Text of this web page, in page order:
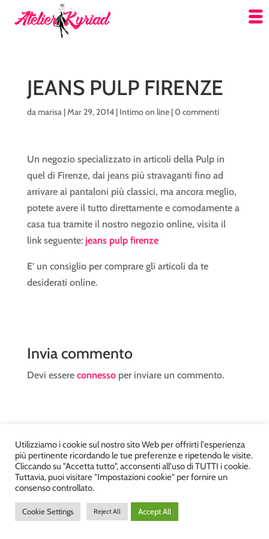
JEANS PULP FIRENZE
damarisa|Mar 29, 2014| Intimo on line|0 commenti
Un negozio specializzato in articoli della Pulp in
quel di Firenze, dai jeans più stravaganti fino ad
arrivare ai pantaloni più classici, ma ancora meglio,
potete avere il tutto direttamente e comodamente a
casa tua tramite il nostro negozio online, visita il
link seguente: jeans pulp firenze
E’ un consiglio per comprare gli articoli da te
desiderati online.
Invia commento
Devi essere connessoper inviare un commento.
Atelier Kyriad da Mary – via Carducci, 12 – Chiavenna –
Sondrio P.Iva 00812910149 – Tel. 0343 36560 – Sito
realizzato da
Utilizziamo i cookie sul nostro sito Web per offrirti l'esperienza
più pertinente ricordando le tue preferenze e ripetendo le visite.
Cliccando su "Accetta tutto", acconsenti all'uso di TUTTI i cookie.
Tuttavia, puoi visitare "Impostazioni cookie" per fornire un
consenso controllato.
Cookie Settings Reject All Accept All